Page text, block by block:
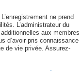
ne prend
L’administrateur du
aux membres
d’avoir pris connaissance
de vie privée. Assurez-